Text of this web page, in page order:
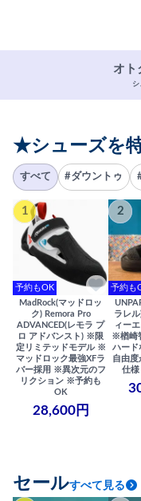
オト
シ
★シューズを
すべて #ダウントゥ
1
予約もOK
MadRock(マッドロッ
ク) Remora Pro
ADVANCED(レモラ プ
ロ アドバンスト) ※限
定リミテッドモデル ※
マッドロック最強XFラ
バー採用 ※異次元のフ
リクション ※予約も
OK
28,600円
2
予約も
ラレ
ィー
※楢崎
ハード
自由度
仕
セールすべて見る